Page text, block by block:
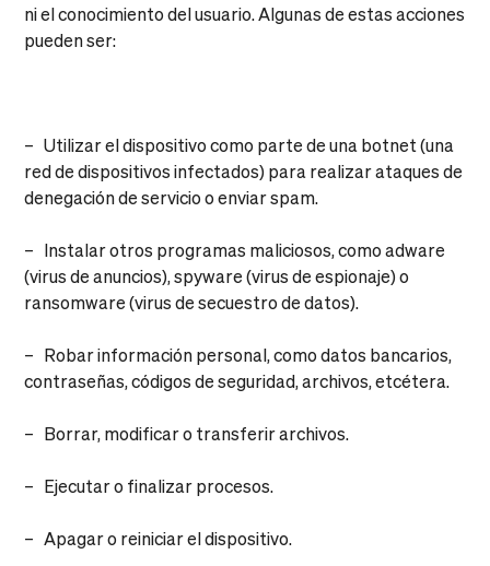
ni el conocimiento del usuario. Algunas de estas acciones
pueden ser:
– Utilizar el dispositivo como parte de una botnet (una
red de dispositivos infectados) para realizar ataques de
denegación de servicio o enviar spam.
– Instalar otros programas maliciosos, como adware
(virus de anuncios), spyware (virus de espionaje) o
ransomware (virus de secuestro de datos).
– Robar información personal, como datos bancarios,
contraseñas, códigos de seguridad, archivos, etcétera.
– Borrar, modificar o transferir archivos.
– Ejecutar o finalizar procesos.
– Apagar o reiniciar el dispositivo.